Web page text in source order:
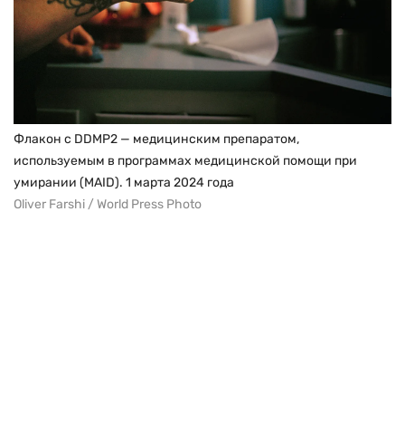
Флакон с DDMP2 — медицинским препаратом,
используемым в программах медицинской помощи при
умирании (MAID). 1 марта 2024 года
Oliver Farshi / World Press Photo